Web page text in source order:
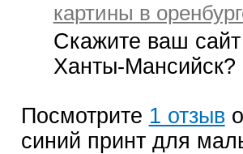
картины в
Скажите ваш сайт
Ханты-Мансийск?
Посмотрите 1 отзыво
синий принт для